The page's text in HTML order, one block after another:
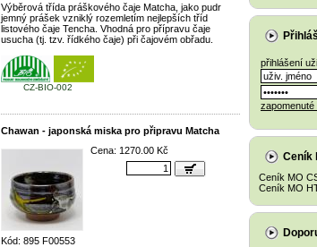
Výběrová třída práškového čaje Matcha, jako pudr
jemný prášek vzniklý rozemletím nejlepších tříd
listového čaje Tencha. Vhodná pro přípravu čaje
usucha (tj. tzv. řídkého čaje) při čajovém obřadu.
CZ-BIO-002
Chawan - japonská miska pro připravu Matcha
Kód: 895 F00553
Cena: 1270.00 Kč
přihlášení
zapomenuté
Ceník
Ceník MO
Ceník MO